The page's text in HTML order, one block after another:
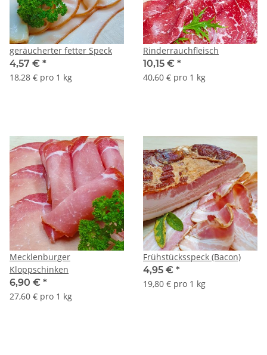
geräucherter fetter Speck
4,57 € *
18,28 € pro 1 kg
Rinderrauchfleisch
10,15 € *
40,60 € pro 1 kg
Mecklenburger
Kloppschinken
6,90 € *
27,60 € pro 1 kg
Frühstücksspeck (Bacon)
4,95 € *
19,80 € pro 1 kg